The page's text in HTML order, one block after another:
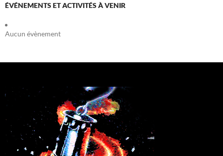
ÉVÉNEMENTS ET ACTIVITÉS À VENIR
Aucun évènement